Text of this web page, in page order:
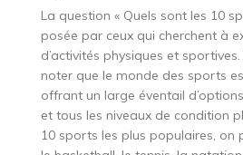
La question « Quels sont les 10
posée par ceux qui cherchent à
d’activités physiques et
noter que le monde des sports
offrant un large éventail
et tous les niveaux de condition
10 sports les plus populaires, on